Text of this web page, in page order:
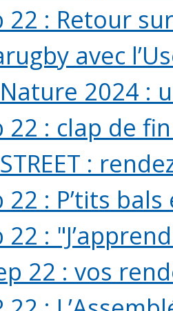
22 : Retour
avec
Nature 2024 :
22 : clap de
:
22 : P’tits
22 :
22 : vos